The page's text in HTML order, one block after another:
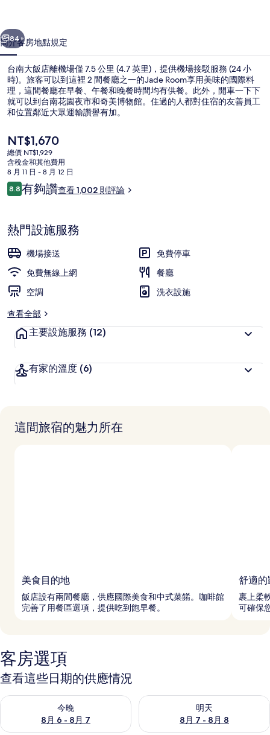
片
集
個 下一個
84+
簡介客房地點規定
台南大飯店離機場僅 7.5 公里 (4.7 英里)，提供機場接駁服務 (24 小
時)。旅客可以到這裡 2 間餐廳之一的Jade Room享用美味的國際料
理，這間餐廳在早餐、午餐和晚餐時間均有供餐。此外，開車一下下
就可以到台南花園夜市和奇美博物館。住過的人都對住宿的友善員工
和位置鄰近大眾運輸讚譽有加。
目
前
的
價
格
是
NT$1,670
總價 NT$1,929
含稅金和其他費用
8 月 11 日 - 8 月 12 日
評
論
8.88.8 分，滿分 10 分，
有夠讚查看 1,002 則評論
熱門設施服務
機場接送
免費停車
免費無線上網
餐廳
空調
洗衣設施
查看全部
主要設施服務 (12)
有家的溫度 (6)
這間旅宿的魅力所在
美食目的地
飯店設有兩間餐廳，供應國際美食和中式菜餚。咖啡館
完善了用餐區選項，提供吃到飽早餐。
舒適的
裹上柔
可確保
客房選項
查看這些日期的供應情況
今晚
8月 6 - 8月 7
查看今晚 (8月 6 - 8月 7) 的供應情況
明天
8月 7 - 8月 8
查看明天 (8月 7 - 8月 8) 的供